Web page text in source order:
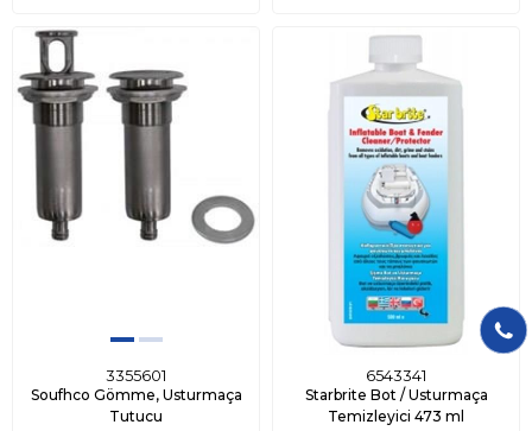
3355601
Soufhco Gömme, Usturmaça
Tutucu
6543341
Starbrite Bot / Usturmaça
Temizleyici 473 ml